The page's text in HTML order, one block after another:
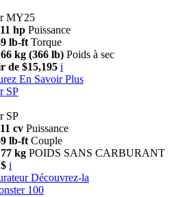
MY25
hp Puissance
lb-ft Torque
kg (366 lb) Poids à sec
de $15,195 i
En Savoir Plus
SP
SP
cv Puissance
lb-ft Couple
kg POIDS SANS CARBURANT
i
Découvrez-la
100